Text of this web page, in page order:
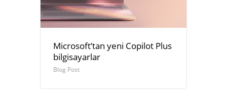
Microsoft’tan yeni Copilot Plus
bilgisayarlar
Blog Post